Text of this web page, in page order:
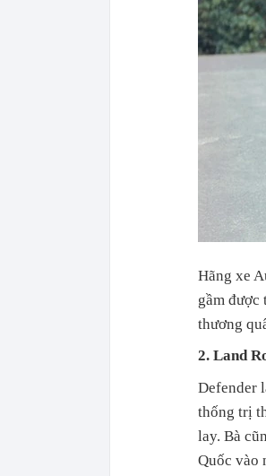
Hãng xe
gầm
thương
2. Land
Defender
thống trị
lay. Bà
Quốc vào